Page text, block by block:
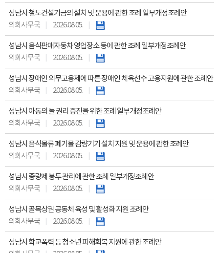
성남시 철도건설기금의 설치 및 운용에 관한 조례 일부개정조례안
의회사무국
2026.08.05.
성남시 음식판매자동차 영업장소 등에 관한 조례 일부개정조례안
의회사무국
2026.08.05.
성남시 장애인 의무고용제에 따른 장애인 체육선수 고용지원에 관한 조례안
의회사무국
2026.08.05.
성남시 아동의 놀 권리 증진을 위한 조례 일부개정조례안
의회사무국
2026.08.05.
성남시 음식물류 폐기물 감량기기 설치 지원 및 운용에 관한 조례안
의회사무국
2026.08.05.
성남시 종량제 봉투 관리에 관한 조례 일부개정조례안
의회사무국
2026.08.05.
성남시 골목상권 공동체 육성 및 활성화 지원 조례안
의회사무국
2026.08.05.
성남시 학교폭력 등 청소년 피해회복 지원에 관한 조례안